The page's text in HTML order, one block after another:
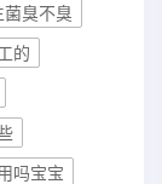
臭不臭
的
吗宝宝